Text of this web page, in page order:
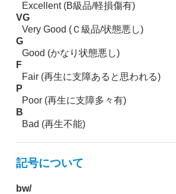
Excellent (B級品/軽損傷有)
VG
Very Good (Ｃ級品/状態悪し)
G
Good (かなり状態悪し)
F
Fair (再生に支障あると思われる)
P
Poor (再生に支障多々有)
B
Bad (再生不能)
記号について
bw/